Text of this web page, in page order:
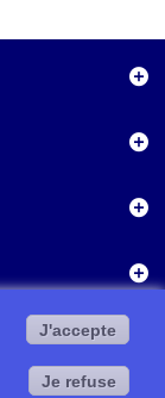
J'accepte
Je refuse